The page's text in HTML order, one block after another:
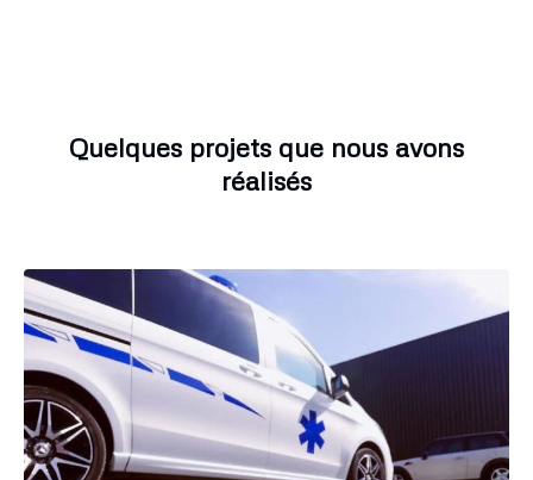
Quelques projets que nous avons
réalisés